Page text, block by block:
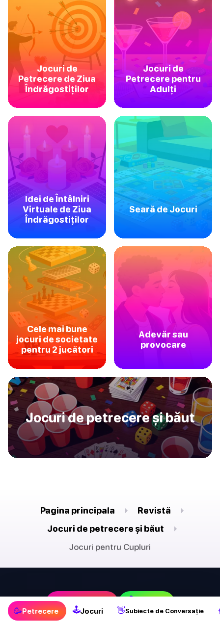
🥳Petrecere 🕹Jocuri 👋Subiecte de Conversație
Jocuri de
Petrecere de Ziua
Îndrăgostiților
Jocuri de
Petrecere pentru
Adulți
Idei de Întâlniri
Virtuale de Ziua
Îndrăgostiților
Seară de Jocuri
Cele mai bune
jocuri de societate
pentru 2 jucători
Adevăr sau
provocare
Jocuri de petrecere și băut
Pagina principala
Revistă
Jocuri de petrecere și băut
Jocuri pentru Cupluri
🥳Petrecere 🕹